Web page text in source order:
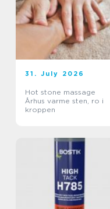
31. July 2026
Hot stone massage
Århus varme sten, ro i
kroppen